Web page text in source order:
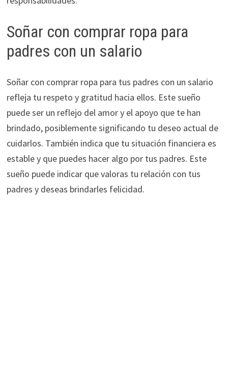
Soñar con comprar ropa para
padres con un salario
Soñar con comprar ropa para tus padres con un salario
refleja tu respeto y gratitud hacia ellos. Este sueño
puede ser un reflejo del amor y el apoyo que te han
brindado, posiblemente significando tu deseo actual de
cuidarlos. También indica que tu situación financiera es
estable y que puedes hacer algo por tus padres. Este
sueño puede indicar que valoras tu relación con tus
padres y deseas brindarles felicidad.